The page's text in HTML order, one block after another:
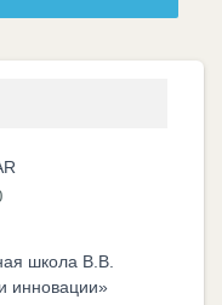
школа В.В.
инновации»